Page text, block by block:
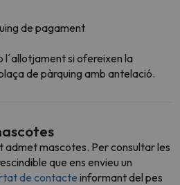
de pagament
si ofereixen la
de pàrquing amb antelació.
mascotes. Per consultar les
que ens envieu un
de contacteinformant del pes